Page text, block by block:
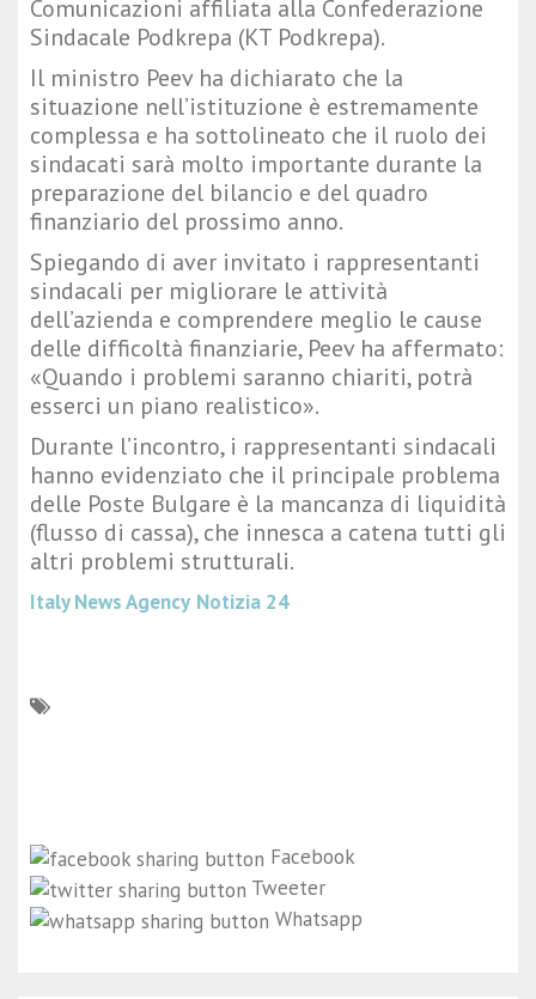
Comunicazioni affiliata alla Confederazione
Sindacale Podkrepa (KT Podkrepa).
Il ministro Peev ha dichiarato che la
situazione nell’istituzione è estremamente
complessa e ha sottolineato che il ruolo dei
sindacati sarà molto importante durante la
preparazione del bilancio e del quadro
finanziario del prossimo anno.
Spiegando di aver invitato i rappresentanti
sindacali per migliorare le attività
dell’azienda e comprendere meglio le cause
delle difficoltà finanziarie, Peev ha affermato:
«Quando i problemi saranno chiariti, potrà
esserci un piano realistico».
Durante l’incontro, i rappresentanti sindacali
hanno evidenziato che il principale problema
delle Poste Bulgare è la mancanza di liquidità
(flusso di cassa), che innesca a catena tutti gli
altri problemi strutturali.
Italy News Agency Notizia 24
Facebook
Tweeter
Whatsapp